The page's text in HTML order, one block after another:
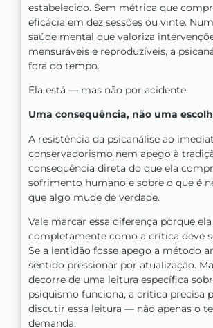
estabelecido. Sem métrica que
eficácia em dez sessões ou vinte.
saúde mental que valoriza
mensuráveis e reproduzíveis, a
fora do tempo.
Ela está — mas não por acidente.
Uma consequência, não uma
A resistência da psicanálise ao
conservadorismo nem apego à
consequência direta do que ela
sofrimento humano e sobre o que é
que algo mude de verdade.
Vale marcar essa diferença porque
completamente como a crítica deve
Se a lentidão fosse apego a método
sentido pressionar por atualização.
decorre de uma leitura específica
psiquismo funciona, a crítica precisa
discutir essa leitura — não apenas o
demanda.